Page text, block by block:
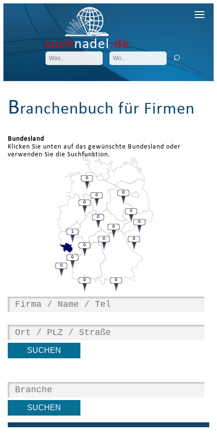
suchnadel.de
Branchenbuch für Firmen
Bundesland
Klicken Sie unten auf das gewünschte Bundesland oder
verwenden Sie die Suchfunktion.
0
0
1
0
0
0
0
0
0
0
0
0
0
0
0
0